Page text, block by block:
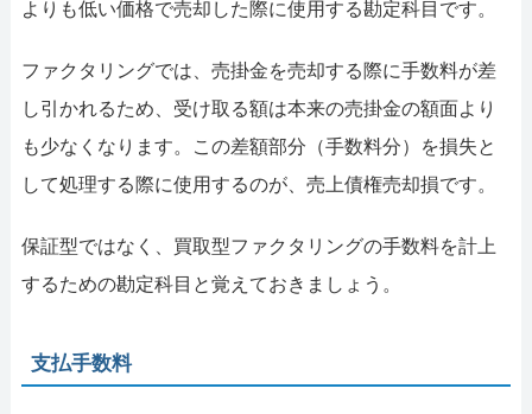
よりも低い価格で売却した際に使用する勘定科目です。
ファクタリングでは、売掛金を売却する際に手数料が差
し引かれるため、受け取る額は本来の売掛金の額面より
も少なくなります。この差額部分（手数料分）を損失と
して処理する際に使用するのが、売上債権売却損です。
保証型ではなく、買取型ファクタリングの手数料を計上
するための勘定科目と覚えておきましょう。
支払手数料